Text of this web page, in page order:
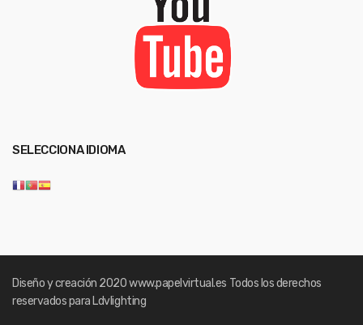
SELECCIONA IDIOMA
Diseño y creación 2020www.papelvirtual.es Todos los derechos
reservados para Ldvlighting